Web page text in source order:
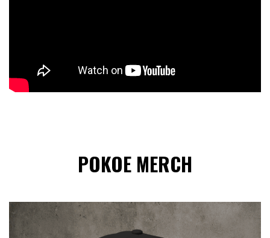
POKOE MERCH